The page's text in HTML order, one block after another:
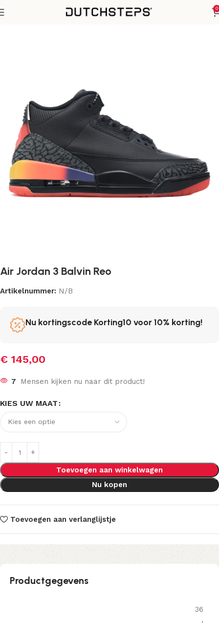
0
Air Jordan 3 Balvin Reo
Artikelnummer: N/B
Nu kortingscode Korting10 voor 10% korting!
€ 145,00
7 Mensen kijken nu naar dit product!
KIES UW MAAT
Toevoegen aan winkelwagen
Nu kopen
Toevoegen aan verlanglijstje
Productgegevens
36
,